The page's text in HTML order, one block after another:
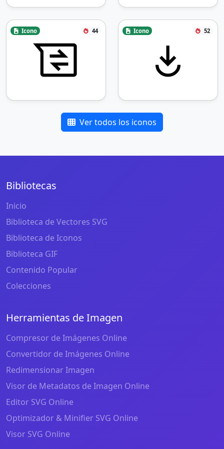
Icono 44 Icono 52
Ver todos los iconos
Bibliotecas
Inicio
Biblioteca de Vectores SVG
Biblioteca de Iconos
Biblioteca GIF
Contenido Popular
Colecciones
Herramientas de Imagen
Compresor de Imágenes Online
Convertidor de Imágenes Online
Redimensionar Imagen
Visor de Metadatos de Imagen Online
Editor SVG Online
Optimizador & Minifier SVG Online
Visor SVG Online